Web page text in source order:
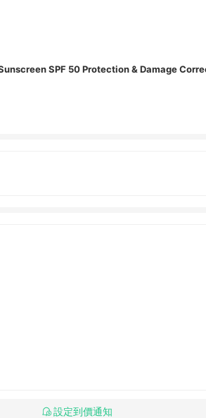
SPF 50 Protection & Damage
設定到價通知